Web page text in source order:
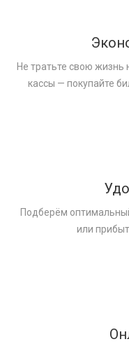
Не тратьте свою
кассы — покупайте
Подберём
или